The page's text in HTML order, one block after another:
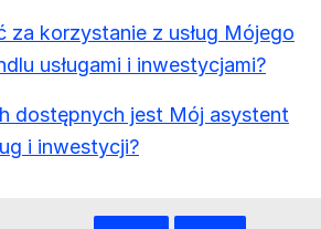
za korzystanie z usług Mójego
usługami i inwestycjami?
dostępnych jest Mój asystent
i inwestycji?